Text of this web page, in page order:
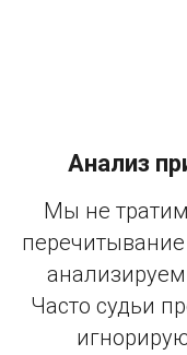
Анализ
Мы не
анализируем
Часто судьи